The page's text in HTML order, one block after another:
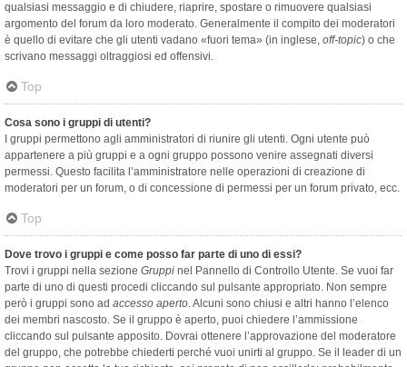
qualsiasi messaggio e di chiudere, riaprire, spostare o rimuovere qualsiasi
argomento del forum da loro moderato. Generalmente il compito dei moderatori
è quello di evitare che gli utenti vadano «fuori tema» (in inglese, off-topic) o che
scrivano messaggi oltraggiosi ed offensivi.
Top
Cosa sono i gruppi di utenti?
I gruppi permettono agli amministratori di riunire gli utenti. Ogni utente può
appartenere a più gruppi e a ogni gruppo possono venire assegnati diversi
permessi. Questo facilita l’amministratore nelle operazioni di creazione di
moderatori per un forum, o di concessione di permessi per un forum privato, ecc.
Top
Dove trovo i gruppi e come posso far parte di uno di essi?
Trovi i gruppi nella sezione Gruppi nel Pannello di Controllo Utente. Se vuoi far
parte di uno di questi procedi cliccando sul pulsante appropriato. Non sempre
però i gruppi sono ad accesso aperto. Alcuni sono chiusi e altri hanno l’elenco
dei membri nascosto. Se il gruppo è aperto, puoi chiedere l’ammissione
cliccando sul pulsante apposito. Dovrai ottenere l’approvazione del moderatore
del gruppo, che potrebbe chiederti perché vuoi unirti al gruppo. Se il leader di un